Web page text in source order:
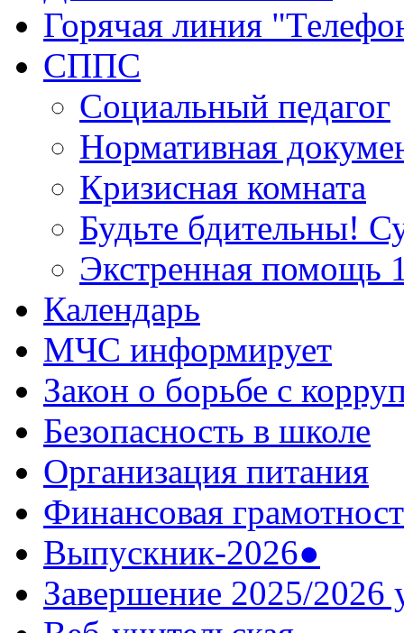
Горячая линия
СППС
Социальный педагог
Нормативная
Кризисная комната
Будьте бдительны!
Экстренная помощь
Календарь
МЧС информирует
Закон о борьбе с
Безопасность в школе
Организация питания
Финансовая
Выпускник-2026●
Завершение 2025/2026